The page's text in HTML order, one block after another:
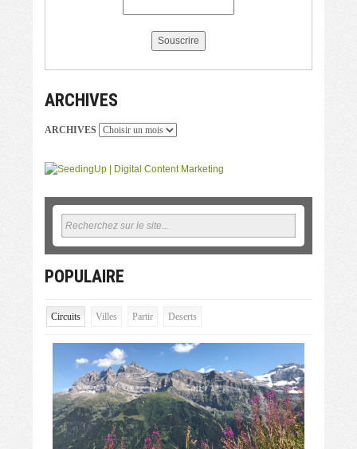
ARCHIVES
ARCHIVES
POPULAIRE
Circuits Villes Partir Deserts